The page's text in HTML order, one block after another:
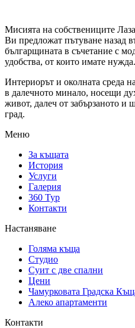
Мисията на собствениците
Ви предложат пътуване назад
българщината в съчетание с
удобства, от които имате нужда.
Интериорът и околната среда
в далечното минало, носещи
живот, далеч от забързаното
град.
Меню
За къщата
История
Услуги
Галерия
360 Тур
Контакти
Настаняване
Голяма къща
Студио
Суит с две спални
Цени
Чамурковата Градска
Алеко апартаменти
Контакти